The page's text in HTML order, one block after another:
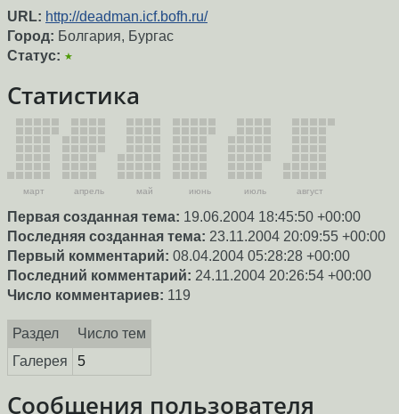
URL: http://deadman.icf.bofh.ru/
Город: Болгария, Бургас
Статус: ★
Статистика
март апрель май июнь июль август
Первая созданная тема: 19.06.2004 18:45:50 +00:00
Последняя созданная тема: 23.11.2004 20:09:55 +00:00
Первый комментарий: 08.04.2004 05:28:28 +00:00
Последний комментарий: 24.11.2004 20:26:54 +00:00
Число комментариев: 119
Раздел
Число тем
Галерея
5
Сообщения пользователя